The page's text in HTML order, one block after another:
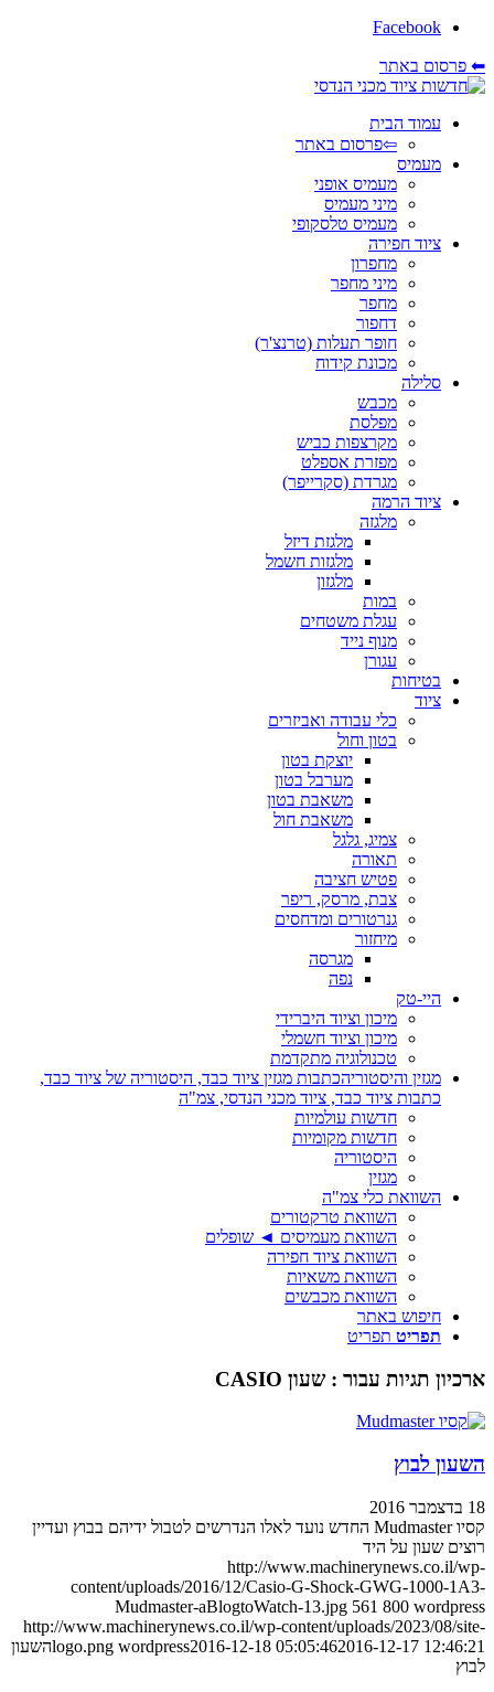
Facebook
⬅ פרסום באתר
עמוד הבית
⇦פרסום באתר
מעמיס
מעמיס אופני
מיני מעמיס
מעמיס טלסקופי
ציוד חפירה
מחפרון
מיני מחפר
מחפר
דחפור
חופר תעלות (טרנצ'ר)
מכונת קידוח
סלילה
מכבש
מפלסת
מקרצפות כביש
מפזרת אספלט
מגרדת (סקרייפר)
ציוד הרמה
מלגזה
מלגזת דיזל
מלגזות חשמל
מלגזון
במות
עגלת משטחים
מנוף נייד
עגורן
בטיחות
ציוד
כלי עבודה ואביזרים
בטון וחול
יוצקת בטון
מערבל בטון
משאבת בטון
משאבת חול
צמיג, גלגל
תאורה
פטיש חציבה
צבת, מרסק, ריפר
גנרטורים ומדחסים
מיחזור
מגרסה
נפה
היי-טק
מיכון וציוד היברידי
מיכון וציוד חשמלי
טכנולוגיה מתקדמת
מגזין והיסטוריהכתבות מגזין ציוד כבד, היסטוריה של ציוד כבד,
כתבות ציוד כבד, ציוד מכני הנדסי, צמ"ה
חדשות עולמיות
חדשות מקומיות
היסטוריה
מגזין
השוואת כלי צמ"ה
השוואת טרקטורים
השוואת מעמיסים ◄ שופלים
השוואת ציוד חפירה
השוואת משאיות
השוואת מכבשים
חיפוש באתר
תפריט תפריט
ארכיון תגיות עבור :שעון CASIO
השעון לבוץ
18 בדצמבר 2016
קסיו Mudmaster החדש נועד לאלו הנדרשים לטבול ידיהם בבוץ ועדיין
רוצים שעון על היד
http://www.machinerynews.co.il/wp-
content/uploads/2016/12/Casio-G-Shock-GWG-1000-1A3-
Mudmaster-aBlogtoWatch-13.jpg 561 800 wordpress
http://www.machinerynews.co.il/wp-content/uploads/2023/08/site-
logo.png wordpress2016-12-18 05:05:462016-12-17 12:46:21
השעון
לבוץ